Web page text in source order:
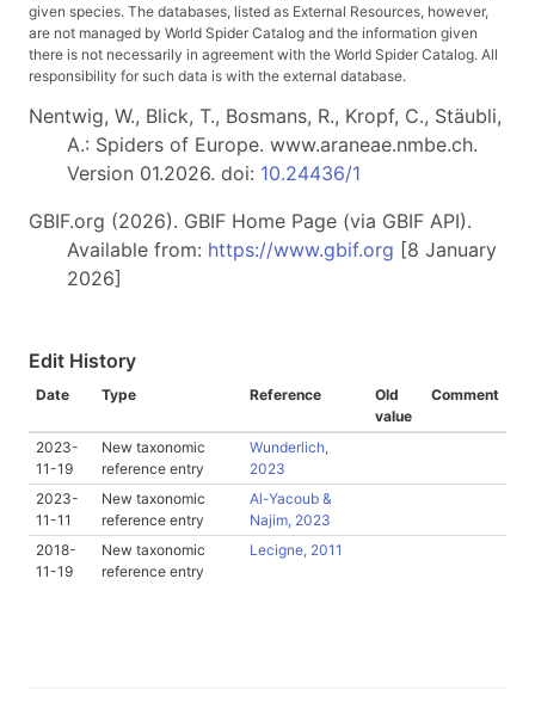
given species. The databases, listed as External Resources, however,
are not managed by World Spider Catalog and the information given
there is not necessarily in agreement with the World Spider Catalog. All
responsibility for such data is with the external database.
Nentwig, W., Blick, T., Bosmans, R., Kropf, C., Stäubli,
A.: Spiders of Europe. www.araneae.nmbe.ch.
Version 01.2026. doi: 10.24436/1
GBIF.org (2026). GBIF Home Page (via GBIF API).
Available from: https://www.gbif.org [8 January
2026]
Edit History
Date Type Reference
Old
value
Comment
2023-
11-19
New taxonomic
reference entry
Wunderlich,
2023
2023-
11-11
New taxonomic
reference entry
Al-Yacoub &
Najim, 2023
2018-
11-19
New taxonomic
reference entry
Lecigne, 2011